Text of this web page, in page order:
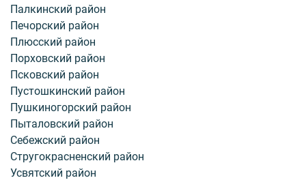
Палкинский район
Печорский район
Плюсский район
Порховский район
Псковский район
Пустошкинский район
Пушкиногорский район
Пыталовский район
Себежский район
Стругокрасненский район
Усвятский район